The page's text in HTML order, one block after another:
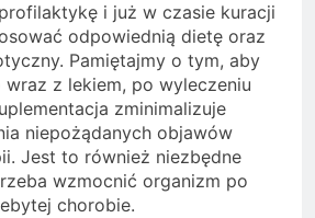
i już w czasie kuracji
odpowiednią dietę oraz
Pamiętajmy o tym, aby
z lekiem, po wyleczeniu
zminimalizuje
niepożądanych objawów
Jest to również niezbędne
wzmocnić organizm po
chorobie.